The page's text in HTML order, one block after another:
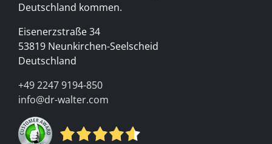
Deutschland kommen.
Eisenerzstraße 34
53819 Neunkirchen-Seelscheid
Deutschland
+49 2247 9194-850
info@dr-walter.com